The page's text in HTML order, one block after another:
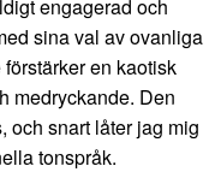
engagerad och
sina val av ovanliga
en kaotisk
medryckande. Den
och snart låter jag mig
tonspråk.